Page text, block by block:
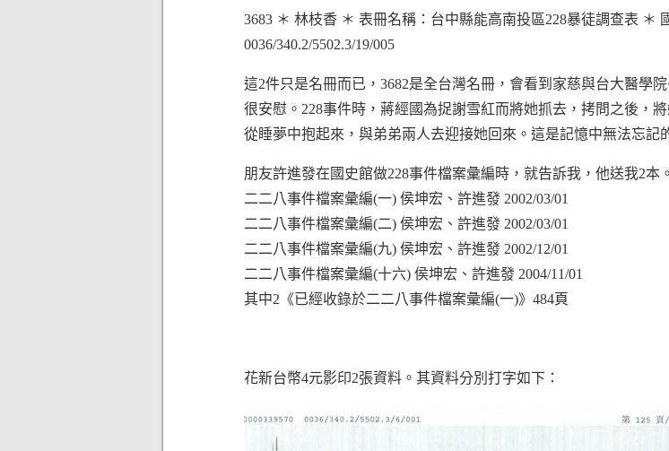
3683 ＊ 林枝香 ＊ 表冊名稱：台中縣能高南投區228暴徒調查表 ＊
0036/340.2/5502.3/19/005
這2件只是名冊而已，3682是全台灣名冊，會看到家慈與台大醫學
很安慰。228事件時，蔣經國為捉謝雪紅而將她抓去，拷問之後，
從睡夢中抱起來，與弟弟兩人去迎接她回來。這是記憶中無法忘記
朋友許進發在國史館做228事件檔案彙編時，就告訴我，他送我2本。
二二八事件檔案彙編(一) 侯坤宏、許進發 2002/03/01
二二八事件檔案彙編(二) 侯坤宏、許進發 2002/03/01
二二八事件檔案彙編(九) 侯坤宏、許進發 2002/12/01
二二八事件檔案彙編(十六) 侯坤宏、許進發 2004/11/01
其中2《已經收錄於二二八事件檔案彙編(一)》484頁
花新台幣4元影印2張資料。其資料分別打字如下：